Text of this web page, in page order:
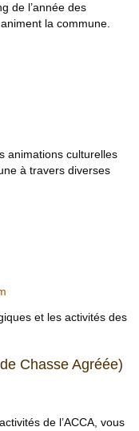
de l’année des
la commune.
animations culturelles
à travers diverses
et les activités des
Chasse Agréée)
de l’ACCA, vous